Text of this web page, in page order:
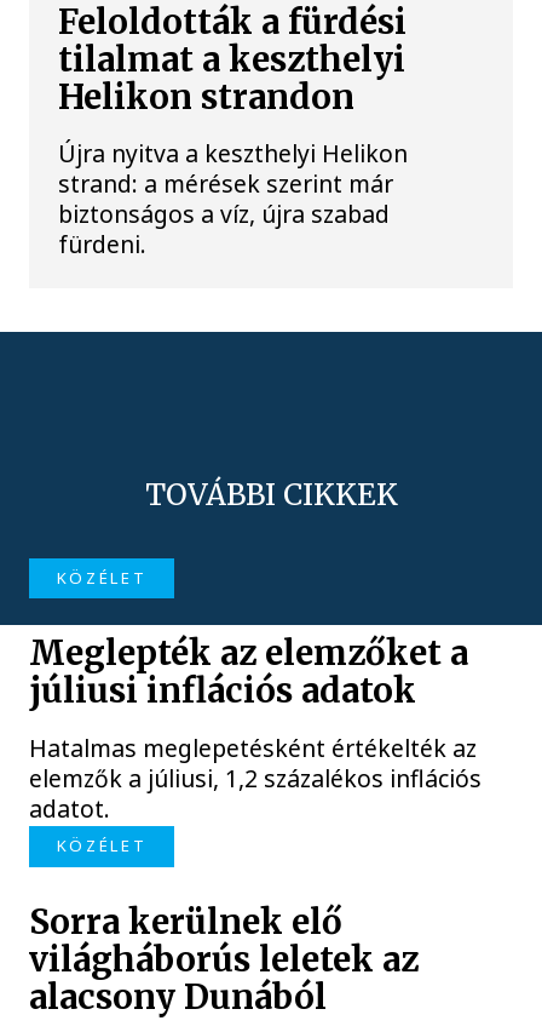
Feloldották a fürdési
tilalmat a keszthelyi
Helikon strandon
Újra nyitva a keszthelyi Helikon
strand: a mérések szerint már
biztonságos a víz, újra szabad
fürdeni.
TOVÁBBI CIKKEK
KÖZÉLET
Meglepték az elemzőket a
júliusi inflációs adatok
Hatalmas meglepetésként értékelték az
elemzők a júliusi, 1,2 százalékos inflációs
adatot.
KÖZÉLET
Sorra kerülnek elő
világháborús leletek az
alacsony Dunából